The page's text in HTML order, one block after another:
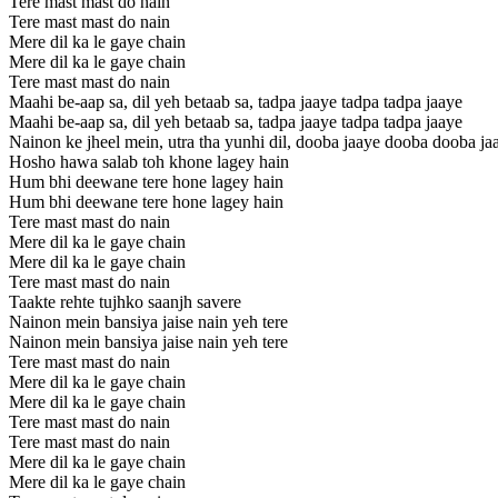
Tere mast mast do nain
Mere dil ka le gaye chain
Mere dil ka le gaye chain
Tere mast mast do nain
Maahi be-aap sa, dil yeh betaab sa, tadpa jaaye tadpa tadpa jaaye
Maahi be-aap sa, dil yeh betaab sa, tadpa jaaye tadpa tadpa jaaye
Nainon ke jheel mein, utra tha yunhi dil, dooba jaaye dooba dooba
Hosho hawa salab toh khone lagey hain
Hum bhi deewane tere hone lagey hain
Hum bhi deewane tere hone lagey hain
Tere mast mast do nain
Mere dil ka le gaye chain
Mere dil ka le gaye chain
Tere mast mast do nain
Taakte rehte tujhko saanjh savere
Nainon mein bansiya jaise nain yeh tere
Nainon mein bansiya jaise nain yeh tere
Tere mast mast do nain
Mere dil ka le gaye chain
Mere dil ka le gaye chain
Tere mast mast do nain
Tere mast mast do nain
Mere dil ka le gaye chain
Mere dil ka le gaye chain